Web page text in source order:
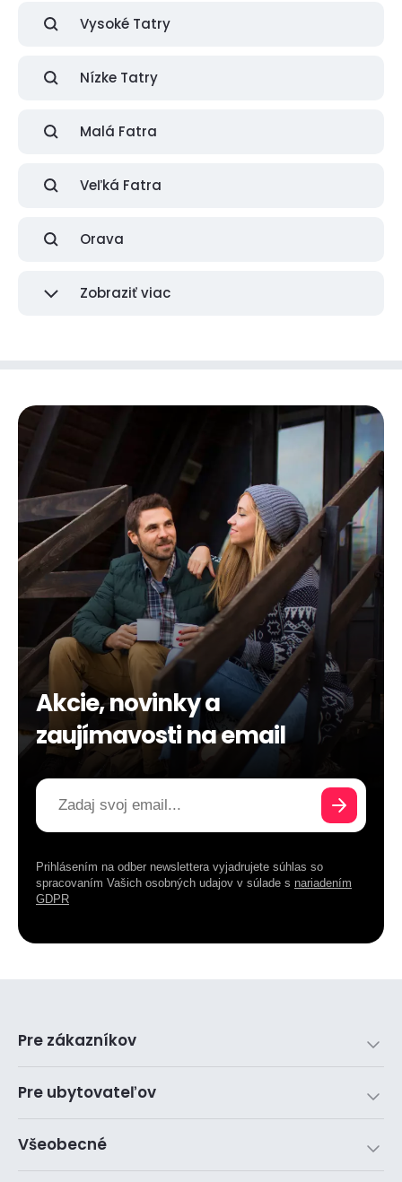
Vysoké Tatry
Nízke Tatry
Malá Fatra
Veľká Fatra
Orava
Zobraziť viac
Akcie, novinky a
zaujímavosti na email
Prihlásením na odber newslettera vyjadrujete súhlas so
spracovaním Vašich osobných udajov v súlade s nariadením
GDPR
Pre zákazníkov
Pre ubytovateľov
Všeobecné